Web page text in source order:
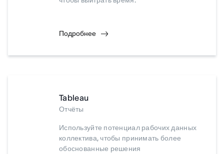
Подробнее
Tableau
Отчёты
Используйте потенциал рабочих данных
коллектива, чтобы принимать более
обоснованные решения